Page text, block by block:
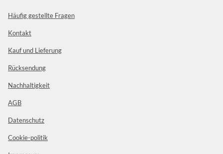
Häufig gestellte Fragen
Kontakt
Kauf und Lieferung
Rücksendung
Nachhaltigkeit
AGB
Datenschutz
Cookie-politik